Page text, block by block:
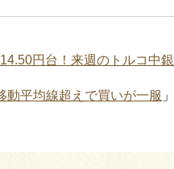
円台！来週のトルコ中
動平均線超えで買いが一服 」